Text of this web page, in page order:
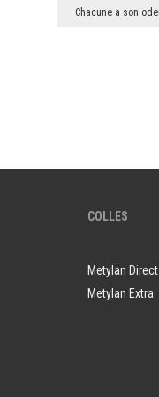
COLLES
Metylan Direct
Metylan Extra